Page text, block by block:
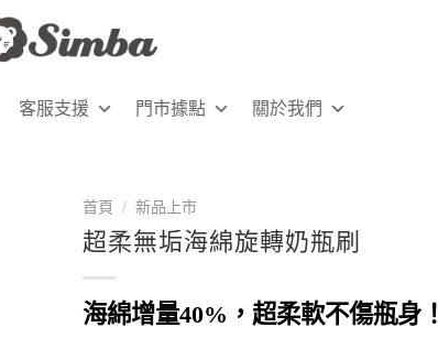
客服支援 門市據點 關於我們
首頁 / 新品上市
超柔無垢海綿旋轉奶瓶刷
海綿增量40%，超柔軟不傷瓶身！